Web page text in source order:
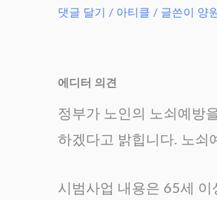
댓글 달기 / 아티클 / 글쓴이 양
에디터 의견
정부가 노인의 노쇠예방
하겠다고 밝힙니다. 노쇠
시범사업 내용은 65세 이